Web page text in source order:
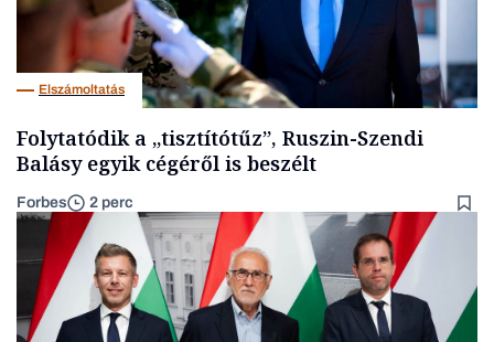
Elszámoltatás
Folytatódik a „tisztítótűz”, Ruszin-Szendi
Balásy egyik cégéről is beszélt
Forbes 2 perc